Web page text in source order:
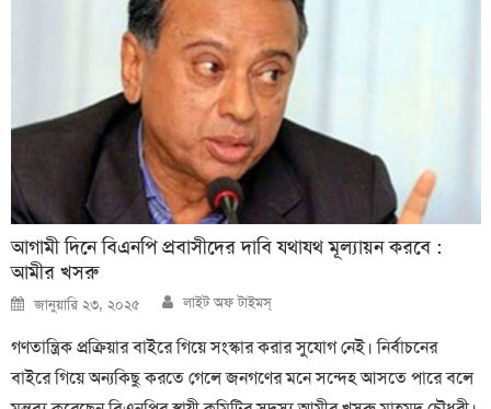
আগামী দিনে বিএনপি প্রবাসীদের দাবি যথাযথ মূল্যায়ন করবে :
আমীর খসরু
Posted
on
জানুয়ারি ২৩, ২০২৫ Author
লাইট অফ টাইমস্
গণতান্ত্রিক প্রক্রিয়ার বাইরে গিয়ে সংস্কার করার সুযোগ নেই। নির্বাচনের
বাইরে গিয়ে অন্যকিছু করতে গেলে জনগণের মনে সন্দেহ আসতে পারে বলে